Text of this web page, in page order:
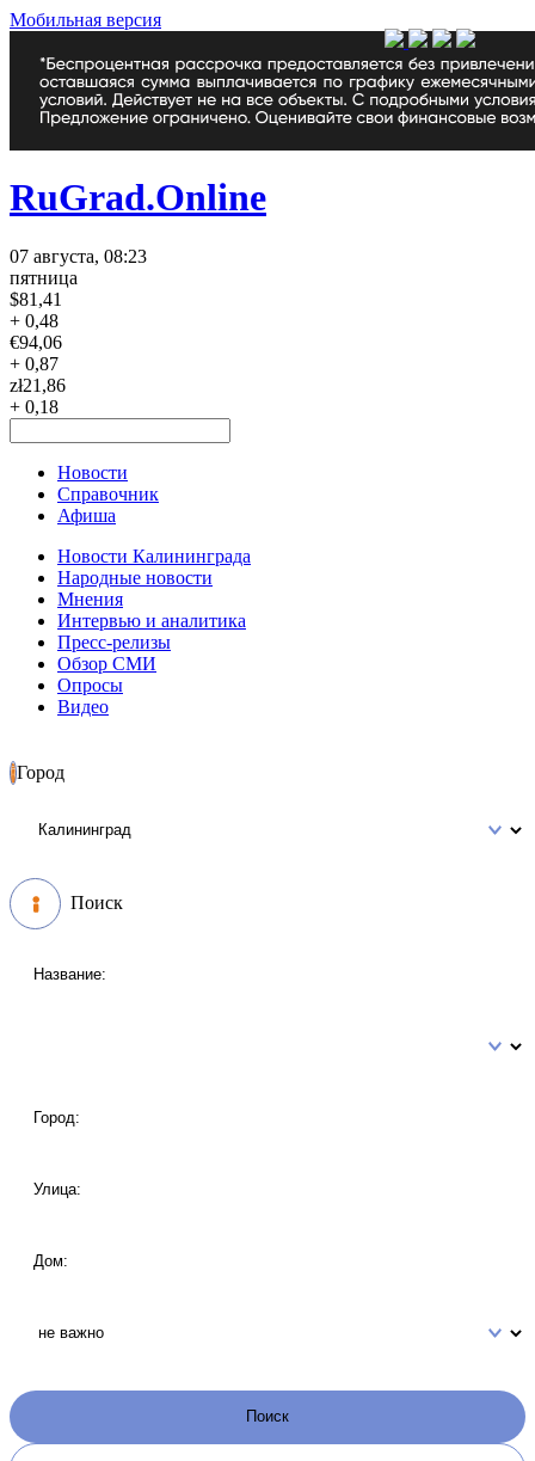
Мобильная версия
RuGrad.Online
07 августа, 08:23
пятница
$81,41
+ 0,48
€94,06
+ 0,87
zł21,86
+ 0,18
Новости
Справочник
Афиша
Новости Калининграда
Народные новости
Мнения
Интервью и аналитика
Пресс-релизы
Обзор СМИ
Опросы
Видео
Город
Поиск